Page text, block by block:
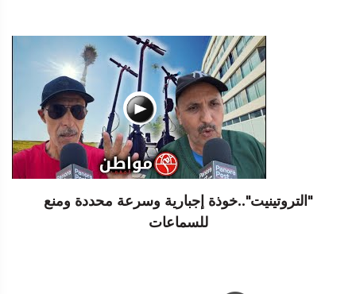
"التروتينيت"..خوذة إجبارية وسرعة محددة ومنع
للسماعات